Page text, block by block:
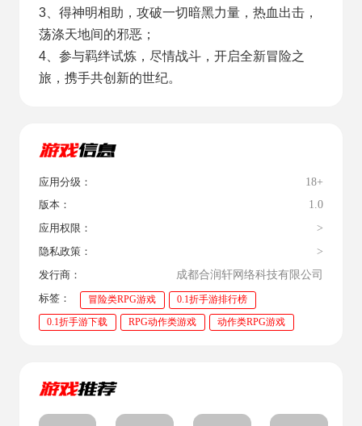
3、得神明相助，攻破一切暗黑力量，热血出击，
荡涤天地间的邪恶；
4、参与羁绊试炼，尽情战斗，开启全新冒险之
旅，携手共创新的世纪。
应用分级： 18+
版本： 1.0
应用权限： >
隐私政策： >
发行商： 成都合润轩网络科技有限公司
标签： 冒险类RPG游戏
0.1折手游排行榜
0.1折手游下载
RPG动作类游戏 动作类RPG游戏